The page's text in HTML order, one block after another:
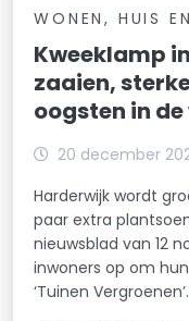
WONEN, HUIS
Kweeklamp
zaaien,
oogsten in
20 december
Harderwijk wordt
paar extra
nieuwsblad van 12
inwoners op om
‘Tuinen Vergroenen’.